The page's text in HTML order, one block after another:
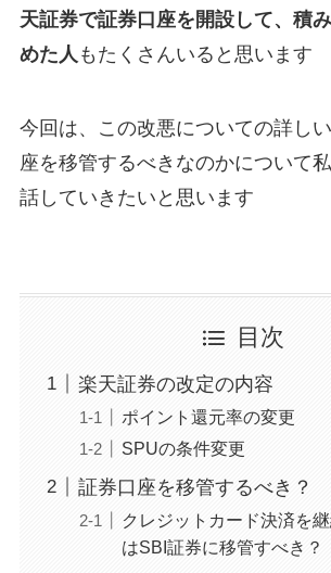
天証券で証券口座を開設して、積
めた人 もたくさんいると思います
今回は、この改悪についての詳し
座を移管するべきなのかについて
話していきたいと思います
目次
楽天証券の改定の内容
ポイント還元率の変更
SPUの条件変更
証券口座を移管するべき？
クレジットカード決済を
はSBI証券に移管すべき？